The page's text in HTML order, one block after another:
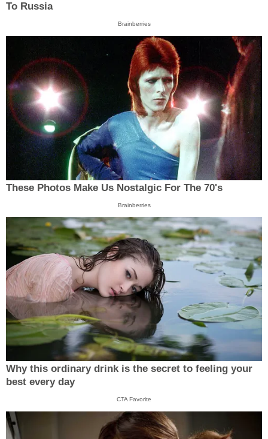
To Russia
Brainberries
These Photos Make Us Nostalgic For The 70's
Brainberries
Why this ordinary drink is the secret to feeling your
best every day
CTA Favorite